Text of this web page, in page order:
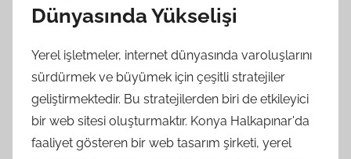
Dünyasında Yükselişi
Yerel işletmeler, internet dünyasında varoluşlarını
sürdürmek ve büyümek için çeşitli stratejiler
geliştirmektedir. Bu stratejilerden biri de etkileyici
bir web sitesi oluşturmaktır. Konya Halkapınar'da
faaliyet gösteren bir web tasarım şirketi, yerel